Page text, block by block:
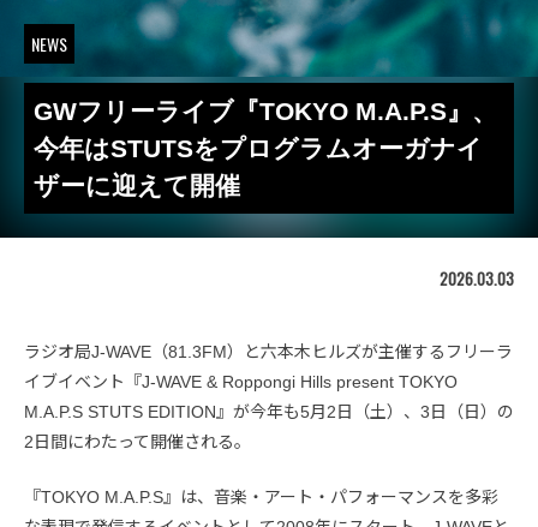
NEWS
GWフリーライブ『TOKYO M.A.P.S』、
今年はSTUTSをプログラムオーガナイ
ザーに迎えて開催
2026.03.03
ラジオ局J-WAVE（81.3FM）と六本木ヒルズが主催するフリーラ
イブイベント『J-WAVE & Roppongi Hills present TOKYO
M.A.P.S STUTS EDITION』が今年も5月2日（土）、3日（日）の
2日間にわたって開催される。
『TOKYO M.A.P.S』は、音楽・アート・パフォーマンスを多彩